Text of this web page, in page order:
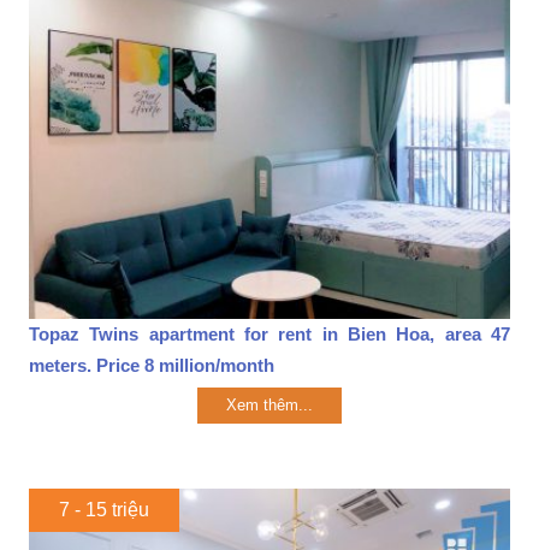
Topaz Twins apartment for rent in Bien Hoa, area 47
meters. Price 8 million/month
Xem thêm...
7 - 15 triệu